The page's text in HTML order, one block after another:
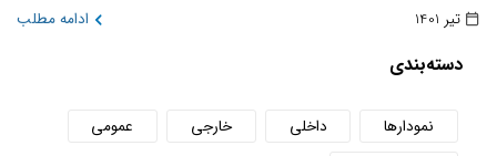
تیر 1401 ادامه مطلب
دسته‌بندی
نمودارها داخلی خارجی
عمومی